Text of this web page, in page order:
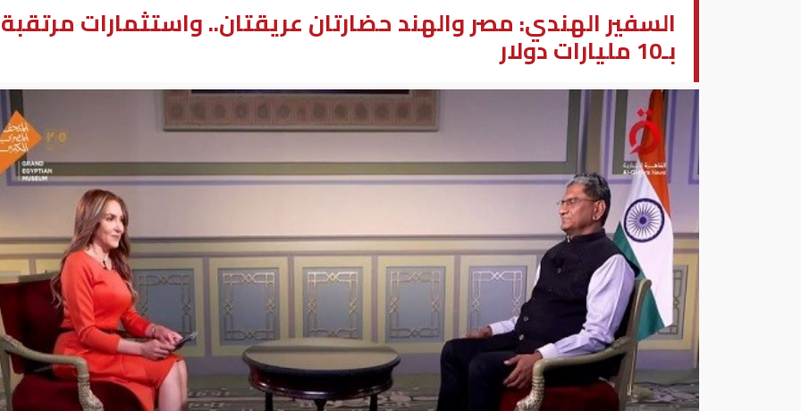
السفير الهندي: مصر والهند حضارتان عريقتان.. واستثمارات مرتقبة
بـ10 مليارات دولار